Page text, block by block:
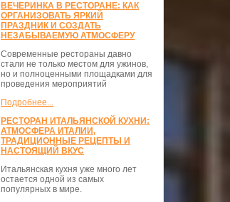
ВЕЧЕРИНКА В РЕСТОРАНЕ: КАК
ОРГАНИЗОВАТЬ ЯРКИЙ
ПРАЗДНИК И СОЗДАТЬ
НЕЗАБЫВАЕМУЮ АТМОСФЕРУ
Современные рестораны давно
стали не только местом для ужинов,
но и полноценными площадками для
проведения мероприятий
Подробнее...
РЕСТОРАН ИТАЛЬЯНСКОЙ КУХНИ:
АТМОСФЕРА ИТАЛИИ,
ТРАДИЦИОННЫЕ РЕЦЕПТЫ И
НАСТОЯЩИЙ ВКУС
Итальянская кухня уже много лет
остается одной из самых
популярных в мире.